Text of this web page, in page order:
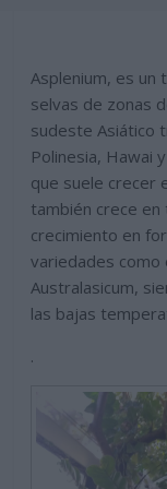
Asplenium, es un
selvas de zonas
sudeste Asiático
Polinesia, Hawai
que suele crecer
también crece en
crecimiento en
variedades como
Australasicum,
las bajas
.